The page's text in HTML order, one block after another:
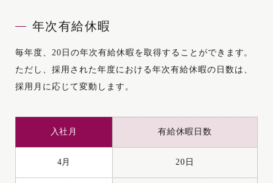
年次有給休暇
毎年度、20日の年次有給休暇を取得することができます。
ただし、採用された年度における年次有給休暇の日数は、
採用月に応じて変動します。
入社月 有給休暇日数
4月 20日
4月 20日